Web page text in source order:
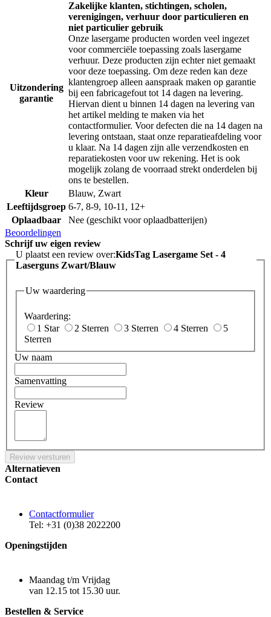
Uitzondering
garantie
Zakelijke klanten, stichtingen, scholen,
verenigingen, verhuur door particulieren en
niet particulier gebruik
Onze lasergame producten worden veel ingezet
voor commerciële toepassing zoals lasergame
verhuur. Deze producten zijn echter niet gemaakt
voor deze toepassing. Om deze reden kan deze
klantengroep alleen aanspraak maken op garantie
bij een fabricagefout tot 14 dagen na levering.
Hiervan dient u binnen 14 dagen na levering van
het artikel melding te maken via het
contactformulier. Voor defecten die na 14 dagen na
levering ontstaan, staat onze reparatieafdeling voor
u klaar. Na 14 dagen zijn alle verzendkosten en
reparatiekosten voor uw rekening. Het is ook
mogelijk zolang de voorraad strekt onderdelen bij
ons te bestellen.
Kleur
Blauw, Zwart
Leeftijdsgroep 6-7, 8-9, 10-11, 12+
Oplaadbaar
Nee (geschikt voor oplaadbatterijen)
Beoordelingen
Schrijf uw eigen review
U plaatst een review over:KidsTag Lasergame Set - 4
Laserguns Zwart/Blauw
Uw waardering
Waardering:
1 Star
2 Sterren 3 Sterren 4 Sterren
5
Sterren
Uw naam
Samenvatting
Review
Review versturen
Alternatieven
Contact
Contactformulier
Tel: +31 (0)38 2022200
Openingstijden
Maandag t/m Vrijdag
van 12.15 tot 15.30 uur.
Bestellen & Service